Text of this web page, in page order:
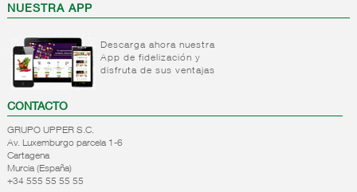
NUESTRA APP
Descarga ahora nuestra
App de fidelización y
disfruta de sus ventajas
CONTACTO
GRUPO UPPER S.C.
Av. Luxemburgo parcela 1-6
Cartagena
Murcia (España)
+34 555 55 55 55